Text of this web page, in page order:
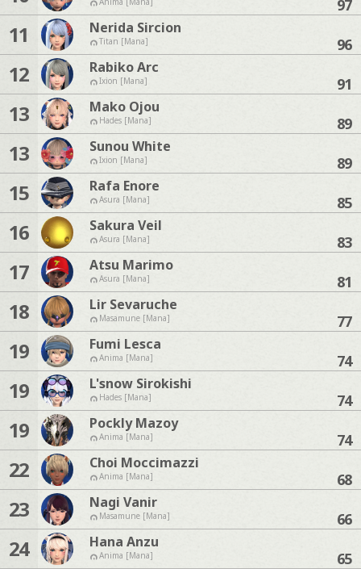
97
11 Nerida Sircion
Titan [Mana] 96
12 Rabiko Arc
Ixion [Mana] 91
13 Mako Ojou
Hades [Mana] 89
13 Sunou White
Ixion [Mana] 89
15 Rafa Enore
Asura [Mana] 85
16 Sakura Veil
Asura [Mana] 83
17 Atsu Marimo
Asura [Mana] 81
18 Lir Sevaruche
Masamune [Mana] 77
19 Fumi Lesca
Anima [Mana] 74
19 L'snow Sirokishi
Hades [Mana] 74
19 Pockly Mazoy
Anima [Mana] 74
22 Choi Moccimazzi
Anima [Mana] 68
23 Nagi Vanir
Masamune [Mana] 66
24 Hana Anzu
Anima [Mana] 65